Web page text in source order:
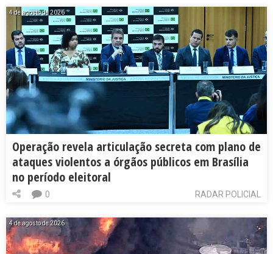
4 de agosto de 2026
Operação revela articulação secreta com plano de
ataques violentos a órgãos públicos em Brasília
no período eleitoral
RADAR POLICIAL
0
4 de agosto de 2026